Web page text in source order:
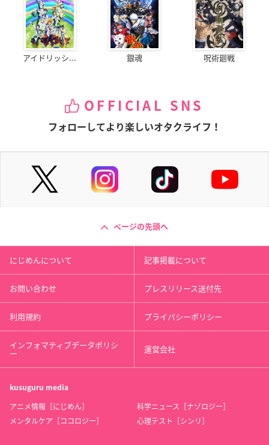
アイドリッシ... 銀魂 呪術廻戦
OFFICIAL SNS
フォローしてより楽しいオタクライフ！
ページの先頭へ
にじめんについて 記事掲載について
お問い合わせ プレスリリース送付先
利用規約 プライバシーポリシー
インフォマティブデータポリシ
ー 運営会社
kusuguru media
アニメ情報［にじめん］
科学ニュース［ナゾロジー］
メンタルケア［ココロジー］
心理テスト［シンリ］